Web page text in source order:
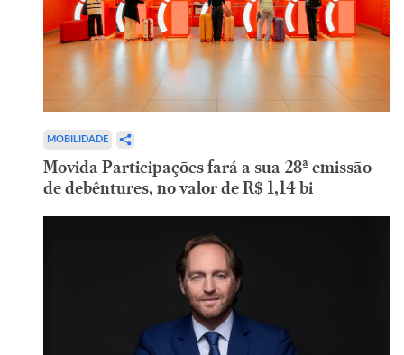
MOBILIDADE
Movida Participações fará a sua 28ª emissão
de debêntures, no valor de R$ 1,14 bi